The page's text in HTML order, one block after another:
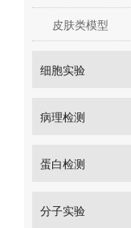
皮肤类模型
细胞实验
病理检测
蛋白检测
分子实验